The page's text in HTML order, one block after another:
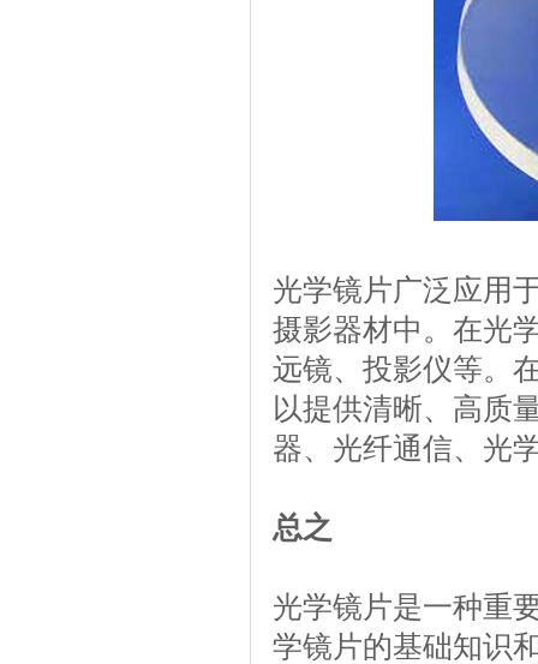
光学镜片广泛应用
摄影器材中。在光
远镜、投影仪等。
以提供清晰、高质
器、光纤通信、光
总之
光学镜片是一种重
学镜片的基础知识